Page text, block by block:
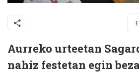
Aurreko urteetan
nahiz festetan egin